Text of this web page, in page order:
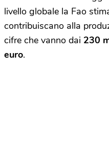
livello globale la Fao
contribuiscano alla
cifre che vanno dai 230
euro.